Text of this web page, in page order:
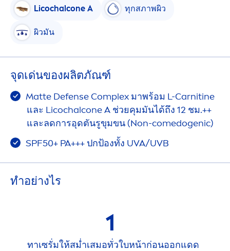
Licochalcone A ทุกสภาพผิว
ผิวมัน
จุดเด่นของผลิตภัณฑ์
Matte Defense Complex มาพร้อม L-Carnitine
และ Licochalcone A ช่วยคุมมันได้ถึง 12 ชม.++
และลดการอุดตันรูขุมขน (Non-comedogenic)
SPF50+ PA+++ ปกป้องทั้ง UVA/UVB
ทําอย่างไร
1
ทาเซรั่มให้สม่ำเสมอทั่วใบหน้าก่อนออกแดด